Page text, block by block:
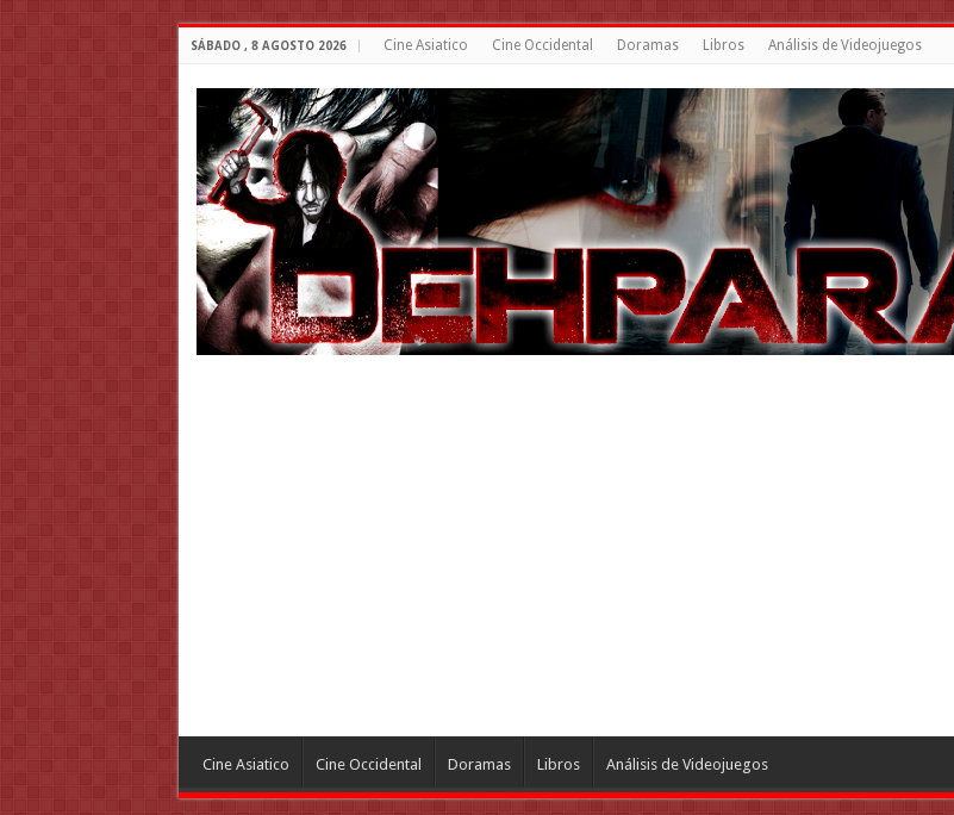
SÁBADO , 8 AGOSTO 2026 Cine Asiatico Cine Occidental Doramas Libros Análisis de Videojuegos
Cine Asiatico Cine Occidental Doramas Libros Análisis de Videojuegos